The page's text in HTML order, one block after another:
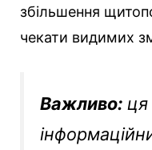
збільшення
чекати видимих
Важливо: ця